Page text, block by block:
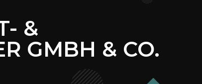
&
GMBH & CO.